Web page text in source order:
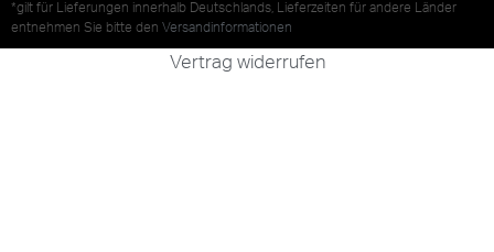
*gilt für Lieferungen innerhalb Deutschlands, Lieferzeiten für andere Länder
entnehmen Sie bitte den Versandinformationen
Vertrag widerrufen